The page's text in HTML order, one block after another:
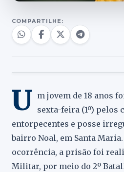
COMPARTILHE:
U m jovem de 18 anos
sexta-feira (1º) pelos
entorpecentes e posse
bairro Noal, em Santa
ocorrência, a prisão foi
Militar, por meio do 2º